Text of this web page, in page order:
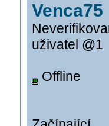
Venca75
uživatel @1
Offline